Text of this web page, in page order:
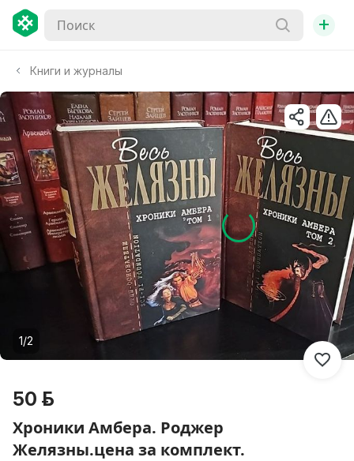
+
Книги и журналы
1/2
50 р.
Хроники Амбера. Роджер
Желязны.цена за комплект.